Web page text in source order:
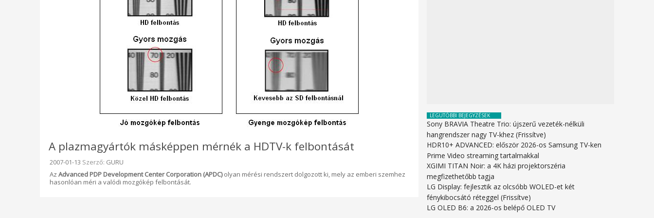
A plazmagyártók másképpen mérnék a HDTV-k felbontását
Beküldve:
2007-01-13 Szerző: GURU
Az Advanced PDP Development Center Corporation (APDC)olyan mérési rendszert dolgozott ki, mely az emberi szemhez
hasonlóan méri a valódi mozgókép felbontását.
LEGUTÓBBI BEJEGYZÉSEK
Sony BRAVIA Theatre Trio: újszerű vezeték-nélküli
hangrendszer nagy TV-khez (Frissítve)
HDR10+ ADVANCED: először 2026-os Samsung TV-ken
Prime Video streaming tartalmakkal
XGIMI TITAN Noir: a 4K házi projektorszéria
megfizethetőbb tagja
LG Display: fejlesztik az olcsóbb WOLED-et két
fénykibocsátó réteggel (Frissítve)
LG OLED B6: a 2026-os belépő OLED TV